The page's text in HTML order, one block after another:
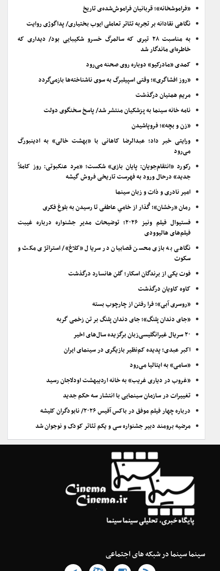
«فراموشخانه»؛ قربانیان فراموش‌شده‌ی تاریخ
نگاهی نقادانه بر تجربه تئاتر تعاملی ایوب بختیاری/ پداگوژی روایت
به مناسبت ۲۸ تیری که سالمرگ خسرو شکیبایی بود/ دیداری که
خاطره‌ای ماندگار شد
کمدی «مادرکیو» دوباره روی صحنه می‌رود
«روز افشاگری»؛ وقتی اسپیلبرگ به سوی ناشناخته‌ها بازمی‌گردد
مریم همتیان درگذشت
نامه خانه سینما به پزشکیان منتشر شد/ پاسخ سخنگوی دولت
«زن و بچه»؛ فروپاشیدن
ورایتی خبر داد؛ عبدالرضا کاهانی با «بهشت خالی» به ادینبورگ
می‌رود
رکورد «انتقام‌جویان: پایان بازی» شکست؛ «مرد عنکبوتی: روز کاملاً
جدید» درحال ورود به فهرست تاریخی فروش گیشه
امیر نادری و ذات و زبان سینما
رمان «رخشان»؛ گُذار از خامیِ عاطفی تا رسیدن به بلوغ فکری
فستیوال فیلم ونیز ۲۰۲۶؛ توضیحات مدیر جشنواره درباره غیبت
فیلم‌های هالیوودی
نگاهی به بازی محسن قصابیان در سریال «کلاغ»/ استراتژی مکث و
سکوت
فوت یکی از برندگان اسکار؛ گلن هانسارد درگذشت
کاوه کاویان درگذشت
«روسری آبی»؛ فرا رفتن از چارچوب بسته
«جای دندان پلنگ»؛ جای دندان پلنگ بر تن زخمی گربه
۲۰ سریال غیرانگلیسی‌زبان برگزیده سال‌های اخیر
اکبر عبدی؛ پدیده کم‌نظیر بازیگری در سینمای ایران
«سامی» به ایتالیا می‌رود
«غروب در دیاری غریب» به خانه اردیبهشت اودلاجان رسید
تغییرات در سازمان سینمایی با انتشار سه حکم جدید
درباره چهار فیلم موفق در باکس آفیس ۲۰۲۶/ نابودگران کلیشه
مرضیه برومند دبیر جشنواره سی و یکم تئاتر کودک و نوجوان شد
سینما سینما در شبکه های اجتماعی